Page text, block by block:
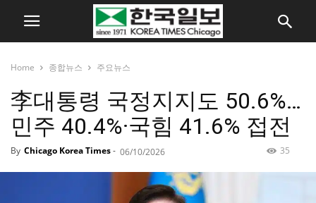
Home 종합뉴스 주요뉴스
李대통령 국정지지도 50.6%…
민주 40.4%·국힘 41.6% 접전
By Chicago Korea Times- 06/10/2026 35